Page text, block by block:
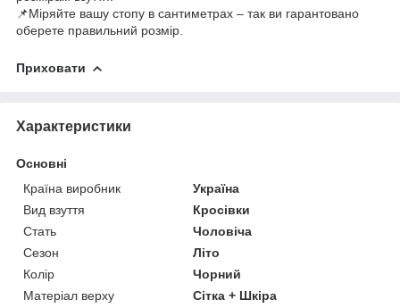
📌Міряйте вашу стопу в сантиметрах – так ви гарантовано
оберете правильний розмір.
Приховати
Характеристики
Основні
Країна виробник
Україна
Вид взуття
Кросівки
Стать
Чоловіча
Сезон
Літо
Колір
Чорний
Матеріал верху
Сітка + Шкіра